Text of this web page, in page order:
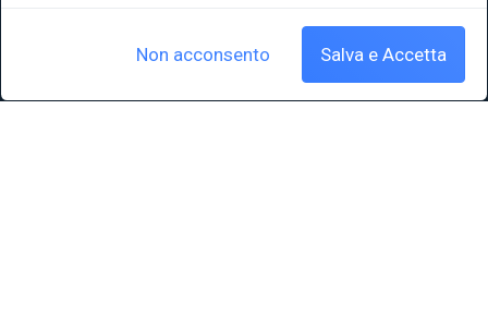
P.IVA 00211830328 - C.F. 80013890324 - P.E.C.: ateneo@pec.units.it
Non acconsento Salva e Accetta